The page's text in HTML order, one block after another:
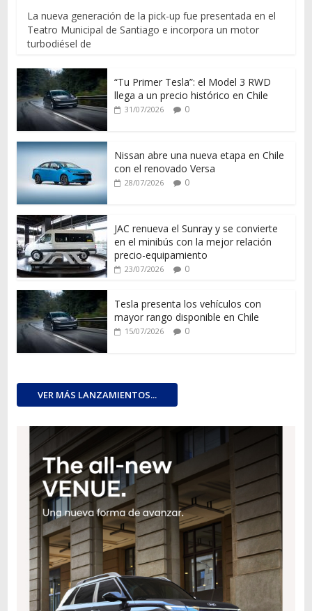
La nueva generación de la pick-up fue presentada en el
Teatro Municipal de Santiago e incorpora un motor
turbodiésel de
“Tu Primer Tesla”: el Model 3 RWD
llega a un precio histórico en Chile
31/07/2026 0
Nissan abre una nueva etapa en Chile
con el renovado Versa
28/07/2026 0
JAC renueva el Sunray y se convierte
en el minibús con la mejor relación
precio-equipamiento
23/07/2026 0
Tesla presenta los vehículos con
mayor rango disponible en Chile
15/07/2026 0
VER MÁS LANZAMIENTOS...